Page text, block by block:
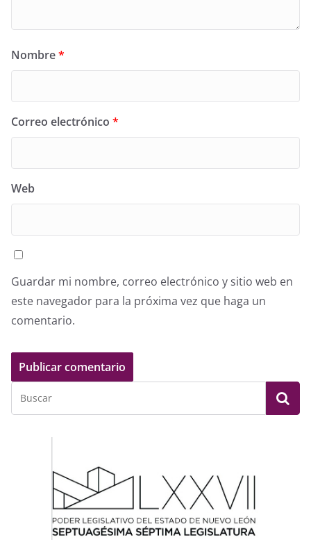
Nombre*
Correo electrónico *
Web
Guardar mi nombre, correo electrónico y sitio web en
este navegador para la próxima vez que haga un
comentario.